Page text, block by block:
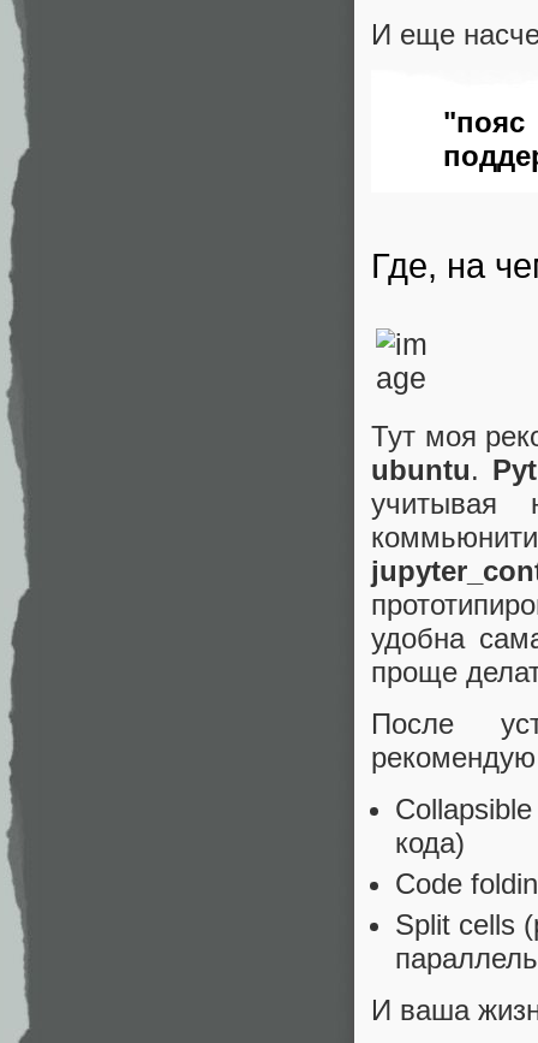
И еще
Где, на
Тут моя
ubuntu.
учитывая
удобна
проще
После
кода)
Code
Split cells
И ваша